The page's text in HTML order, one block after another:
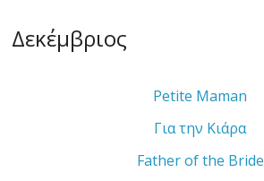
Δεκέμβριος
Petite Maman
Για την Κιάρα
Father of the Bride